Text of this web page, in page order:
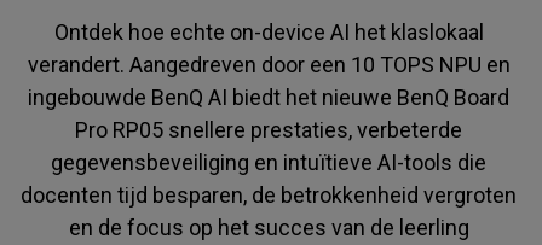
Ontdek hoe echte on-device AI het klaslokaal
verandert. Aangedreven door een 10 TOPS NPU en
ingebouwde BenQ AI biedt het nieuwe BenQ Board
Pro RP05 snellere prestaties, verbeterde
gegevensbeveiliging en intuïtieve AI-tools die
docenten tijd besparen, de betrokkenheid vergroten
en de focus op het succes van de leerling